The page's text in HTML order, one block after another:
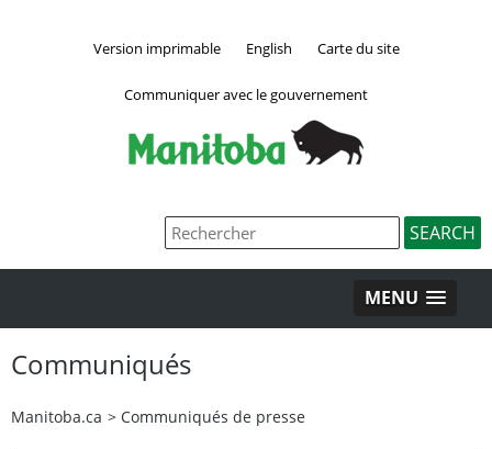
Version imprimable English Carte du site
Communiquer avec le gouvernement
MENU
Communiqués
Manitoba.ca > Communiqués de presse